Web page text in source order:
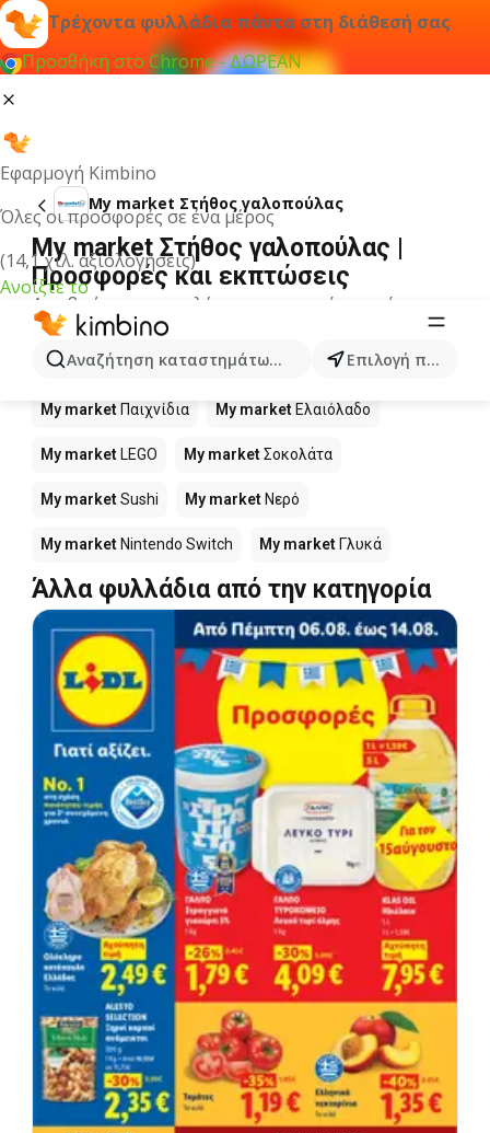
Τρέχοντα φυλλάδια πάντα στη διάθεσή σας
Προσθήκη στο Chrome - ΔΩΡΕΑΝ
Εφαρμογή Kimbino
Όλες οι προσφορές σε ένα μέρος
(14,1 χιλ. αξιολογήσεις)
Ανοίξτε το
Αναζήτηση καταστημάτων, κατηγοριών, προϊόντων...
Επιλογή πόλης
My market Στήθος γαλοπούλας
My market Στήθος γαλοπούλας |
Προσφορές και εκπτώσεις
Δεν βρήκαμε αποτελέσματα για αυτόν τον όρο.
Άλλα προϊόντα στα καταστήματα
My market
My market Παιχνίδια My market Ελαιόλαδο
My market LEGO My marketΣοκολάτα
My marketSushi My market Νερό
My market Nintendo Switch My market Γλυκά
Άλλα φυλλάδια από την κατηγορία